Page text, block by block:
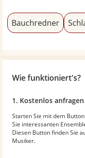
Bauchredner
Wie funktioniert's?
1. Kostenlos anfragen
Starten Sie mit dem
Sie interessanten
Diesen Button finden Sie
Musiker.